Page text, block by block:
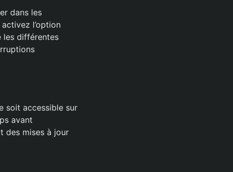
dans les
l’option
les différentes
soit accessible sur
avant
des mises à jour